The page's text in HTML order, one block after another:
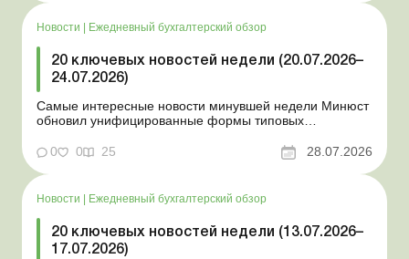
Новости | Ежедневный бухгалтерский обзор
20 ключевых новостей недели (20.07.2026–
24.07.2026)
Самые интересные новости минувшей недели Минюст
обновил унифицированные формы типовых
новость о создании координационного центра по
статус «в розыске»: что нужно знать работодателям
Закон о ВПЛ: ка...
0 0 25 28.07.2026
Новости Ежедневный бухгалтерский обзор
20 ключевых новостей недели (13.07.2026–
17.07.2026)